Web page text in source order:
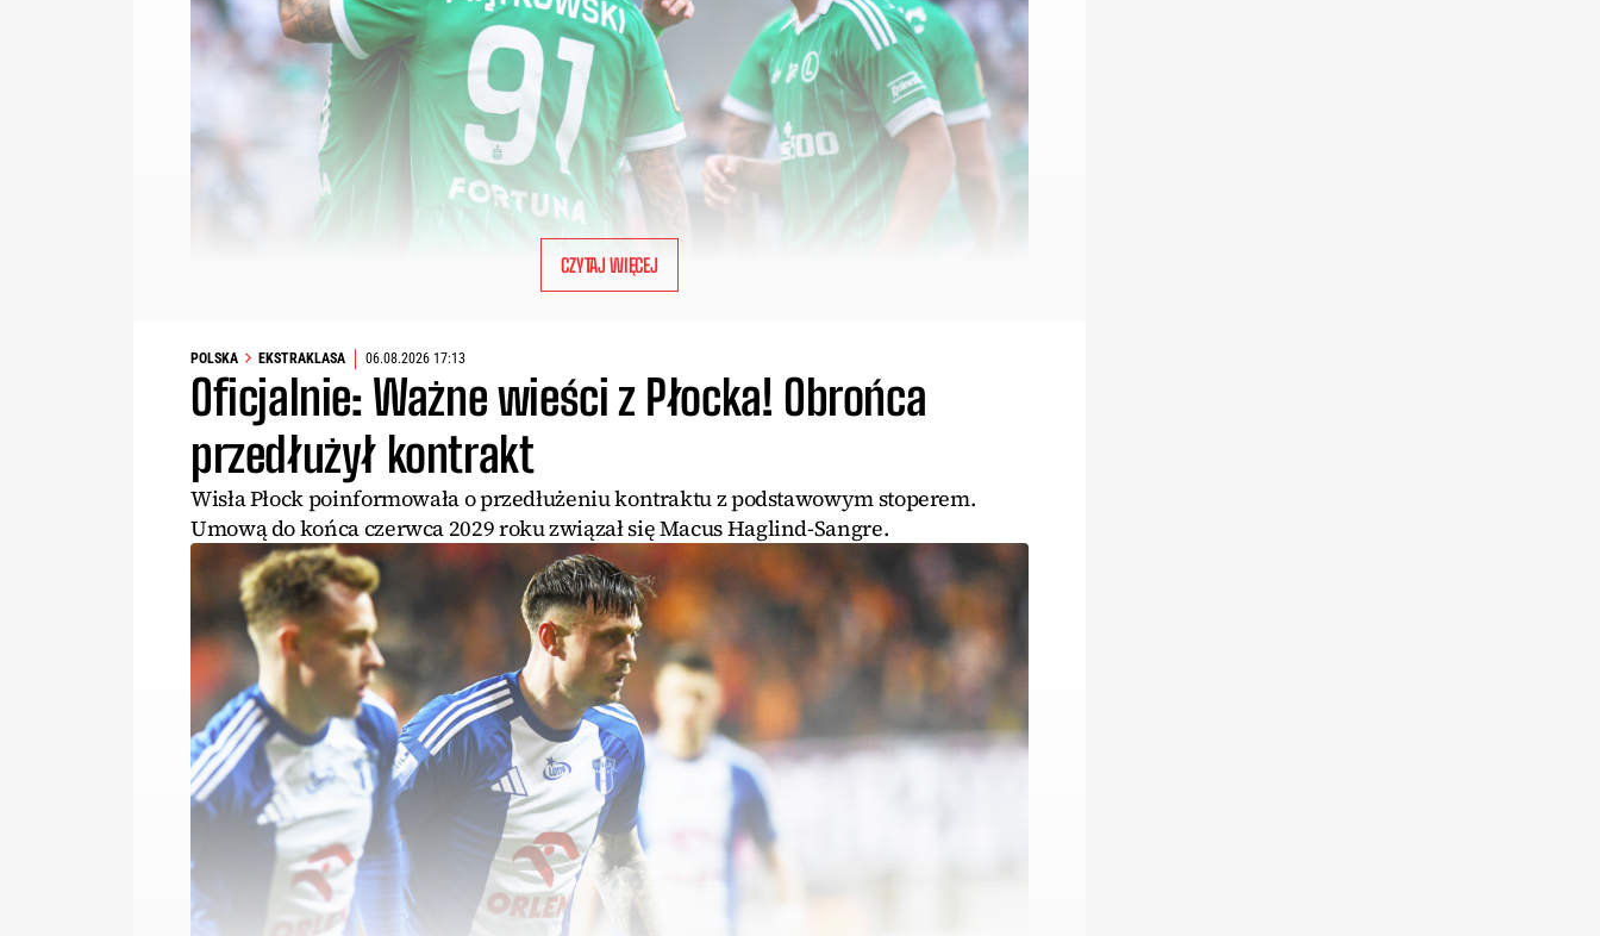
CZYTAJ WIĘCEJ
POLSKA EKSTRAKLASA 06.08.2026 17:13
Oficjalnie: Ważne wieści z Płocka! Obrońca
przedłużył kontrakt
Wisła Płock poinformowała o przedłużeniu kontraktu z podstawowym stoperem.
Umową do końca czerwca 2029 roku związał się Macus Haglind-Sangre.